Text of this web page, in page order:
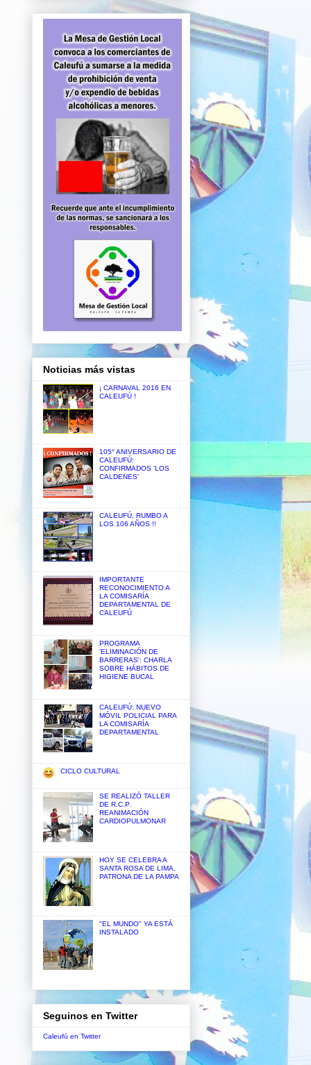
Noticias más vistas
¡ CARNAVAL 2016 EN
CALEUFÚ !
105° ANIVERSARIO DE
CALEUFÚ:
CONFIRMADOS 'LOS
CALDENES'
CALEUFÚ, RUMBO A
LOS 106 AÑOS !!
IMPORTANTE
RECONOCIMIENTO A
LA COMISARÍA
DEPARTAMENTAL DE
CALEUFÚ
PROGRAMA
'ELIMINACIÓN DE
BARRERAS': CHARLA
SOBRE HÁBITOS DE
HIGIENE BUCAL
CALEUFÚ: NUEVO
MÓVIL POLICIAL PARA
LA COMISARÍA
DEPARTAMENTAL
CICLO CULTURAL
SE REALIZÓ TALLER
DE R.C.P.
REANIMACIÓN
CARDIOPULMONAR
HOY SE CELEBRA A
SANTA ROSA DE LIMA,
PATRONA DE LA PAMPA
"EL MUNDO" YA ESTÁ
INSTALADO
Seguinos en Twitter
Caleufú en Twitter